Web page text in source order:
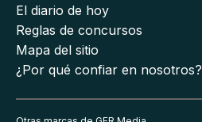
El diario de hoy
Reglas de concursos
Mapa del sitio
¿Por qué confiar en nosotros?